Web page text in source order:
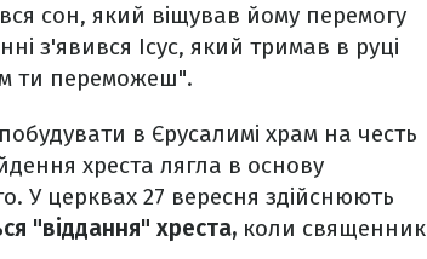
сон, який віщував йому перемогу
з'явився Ісус, який тримав в руці
ти переможеш".
в Єрусалимі храм на честь
хреста лягла в основу
У церквах 27 вересня здійснюють
"віддання" хреста, коли священник